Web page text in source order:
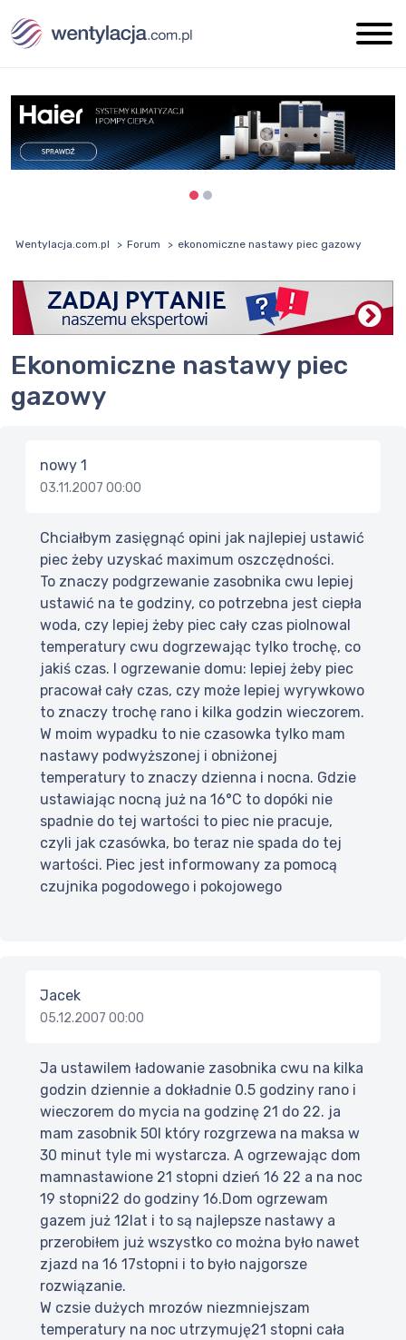
Wentylacja.com.pl Forum ekonomiczne nastawy piec gazowy
ekonomiczne nastawy piec
gazowy
nowy 1
03.11.2007 00:00
Chciałbym zasięgnąć opini jak najlepiej ustawić
piec żeby uzyskać maximum oszczędności.
To znaczy podgrzewanie zasobnika cwu lepiej
ustawić na te godziny, co potrzebna jest ciepła
woda, czy lepiej żeby piec cały czas piolnowal
temperatury cwu dogrzewając tylko trochę, co
jakiś czas. I ogrzewanie domu: lepiej żeby piec
pracował cały czas, czy może lepiej wyrywkowo
to znaczy trochę rano i kilka godzin wieczorem.
W moim wypadku to nie czasowka tylko mam
nastawy podwyższonej i obniżonej
temperatury to znaczy dzienna i nocna. Gdzie
ustawiając nocną już na 16°C to dopóki nie
spadnie do tej wartości to piec nie pracuje,
czyli jak czasówka, bo teraz nie spada do tej
wartości. Piec jest informowany za pomocą
czujnika pogodowego i pokojowego
Jacek
05.12.2007 00:00
Ja ustawilem ładowanie zasobnika cwu na kilka
godzin dziennie a dokładnie 0.5 godziny rano i
wieczorem do mycia na godzinę 21 do 22. ja
mam zasobnik 50l który rozgrzewa na maksa w
30 minut tyle mi wystarcza. A ogrzewając dom
mamnastawione 21 stopni dzień 16 22 a na noc
19 stopni22 do godziny 16.Dom ogrzewam
gazem już 12lat i to są najlepsze nastawy a
przerobiłem już wszystko co można było nawet
zjazd na 16 17stopni i to było najgorsze
rozwiązanie.
W czsie dużych mrozów niezmniejszam
temperatury na noc utrzymuję21 stopni cała